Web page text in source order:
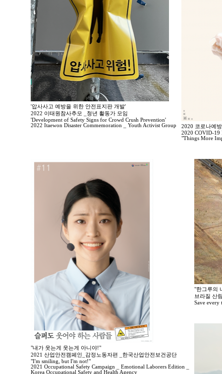
'압사사고 예방을 위한 안전표지판 개발'
2022 이태원참사추모 _청년 활동가 모임
'Development of Safety Signs for Crowd Crush Prevention'
2022 Itaewon Disaster Commemoration _ Youth Activist Group
2020 코로나예
2020 COVID-19
"Things More
"내가 웃는게 웃는게 아니야!"
2021 산업안전캠페인_감정노동자편 _한국산업안전보건공단
"I'm smiling, but I'm not!"
2021 Occupational Safety Campaign _ Emotional Laborers Edition _
Korea Occupational Safety and Health Agency
"한그루의
브라질 산
Save every